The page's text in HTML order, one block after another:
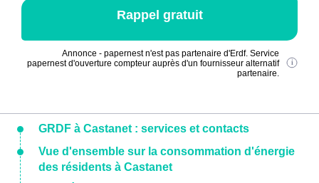
Rappel gratuit
Annonce - papernest n'est pas partenaire d'Erdf. Service
papernest d'ouverture compteur auprès d'un fournisseur alternatif
partenaire.
GRDF à Castanet : services et contacts
Vue d'ensemble sur la consommation d'énergie
des résidents à Castanet